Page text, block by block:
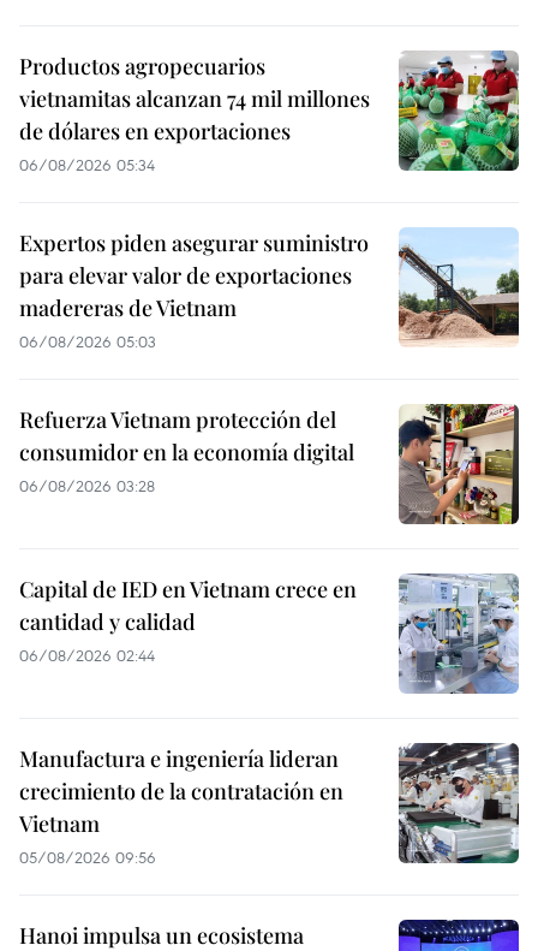
Productos agropecuarios
vietnamitas alcanzan 74 mil millones
de dólares en exportaciones
06/08/2026 05:34
Expertos piden asegurar suministro
para elevar valor de exportaciones
madereras de Vietnam
06/08/2026 05:03
Refuerza Vietnam protección del
consumidor en la economía digital
06/08/2026 03:28
Capital de IED en Vietnam crece en
cantidad y calidad
06/08/2026 02:44
Manufactura e ingeniería lideran
crecimiento de la contratación en
Vietnam
05/08/2026 09:56
Hanoi impulsa un ecosistema